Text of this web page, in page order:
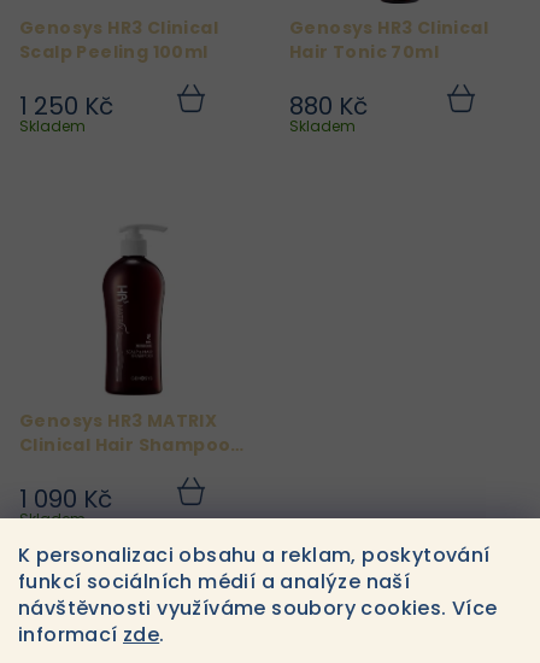
K personalizaci obsahu a reklam, poskytování
funkcí sociálních médií a analýze naší
návštěvnosti využíváme soubory cookies. Více
informací zde.
o
u
k
Genosys HR3 Clinical
Scalp Peeling 100ml
1 250 Kč
Skladem
Genosys HR3 Clinical
Hair Tonic 70ml
880 Kč
Skladem
Genosys HR3 MATRIX
Clinical Hair Shampoo
1 090 Kč
Skladem
košíku
O
3položek celkem